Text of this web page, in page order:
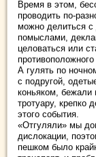
Время в этом,
проводить по-
можно делиться с
помыслами,
целоваться или
А гулять по
с подругой,
коньяком, бежали
тротуару, крепко
этого события.
«Отгуляли» мы
дислокации,
пешком было